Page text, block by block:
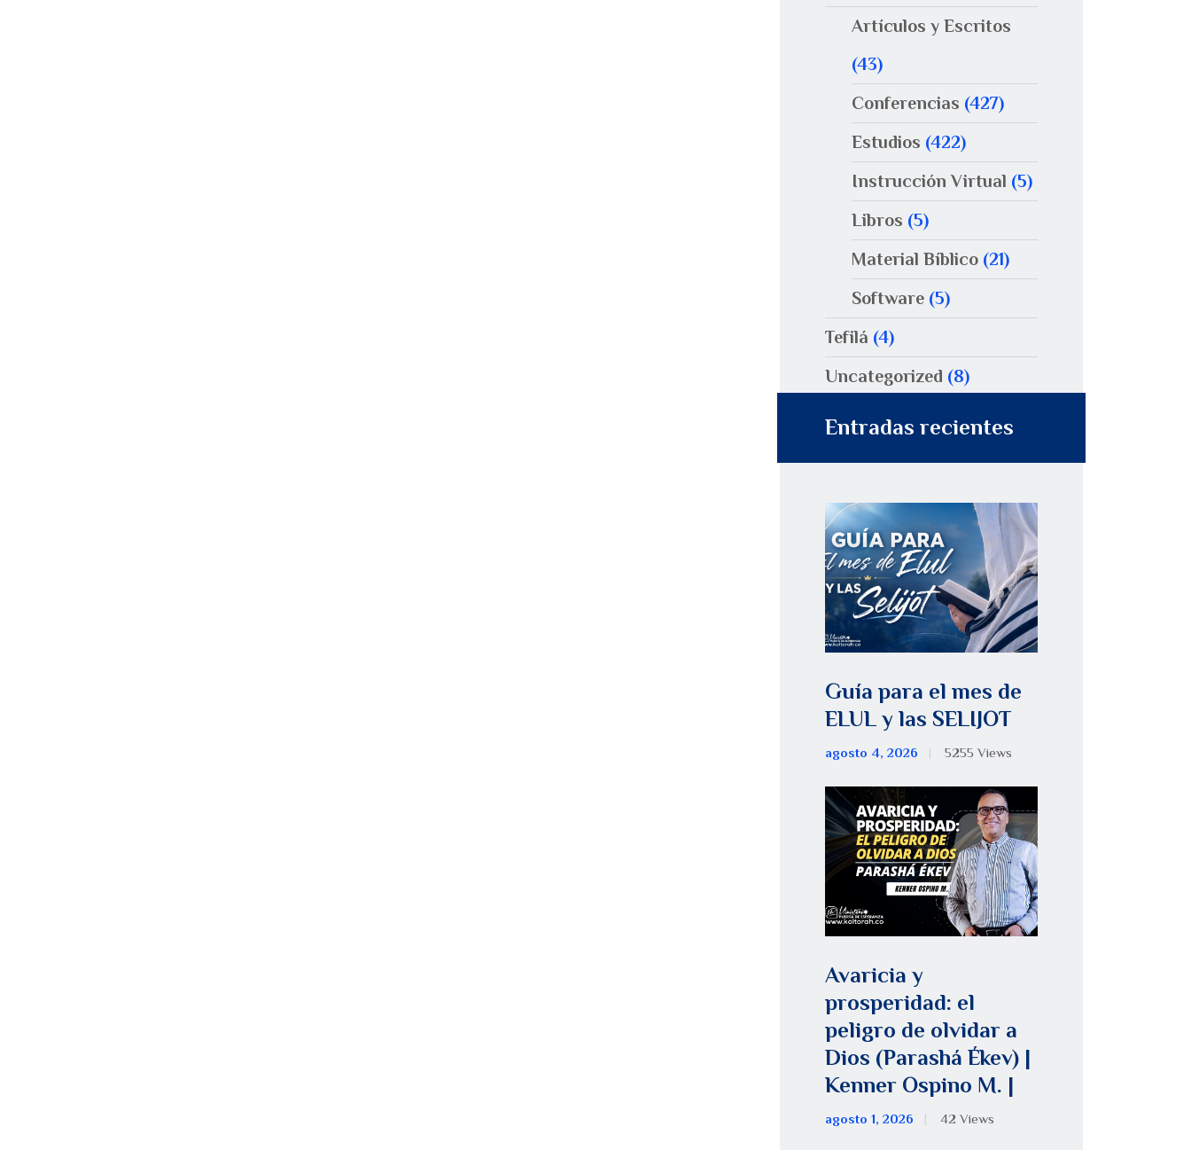
Artículos y Escritos
(43)
Conferencias (427)
Estudios (422)
Instrucción Virtual (5)
Libros (5)
Material Bíblico (21)
Software (5)
Tefilá (4)
Uncategorized (8)
Entradas recientes
Guía para el mes de
ELUL y las SELIJOT
agosto 4, 2026 5255 Views
Avaricia y
prosperidad: el
peligro de olvidar a
Dios (Parashá Ékev) |
Kenner Ospino M. |
agosto 1, 2026 42 Views